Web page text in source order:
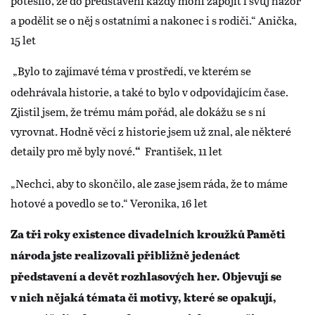
a podělit se o něj s ostatními a nakonec i s rodiči.“ Anička,
15 let
„Bylo to zajímavé téma v prostředí, ve kterém se
odehrávala historie, a také to bylo v odpovídajícím čase.
Zjistil jsem, že trému mám pořád, ale dokážu se s ní
vyrovnat. Hodně věcí z historie jsem už znal, ale některé
detaily pro mě byly nové.“ František, 11 let
„Nechci, aby to skončilo, ale zase jsem ráda, že to máme
hotové a povedlo se to.“ Veronika, 16 let
Za tři roky existence divadelních kroužků Paměti
národa jste realizovali přibližně jedenáct
představení a devět rozhlasových her. Objevují se
v nich nějaká témata či motivy, které se opakují,